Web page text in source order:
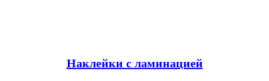
Наклейки с ламинацией